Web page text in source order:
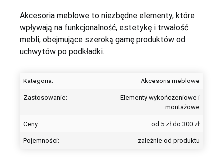
Akcesoria meblowe to niezbędne elementy, które
wpływają na funkcjonalność, estetykę i trwałość
mebli, obejmujące szeroką gamę produktów od
uchwytów po podkładki.
Kategoria: Akcesoria meblowe
Zastosowanie:
Elementy wykończeniowe i
montażowe
Ceny: od 5 zł do 300 zł
Pojemności: zależnie od produktu